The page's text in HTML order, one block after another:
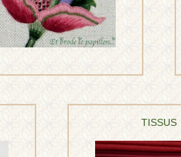
TISSUS